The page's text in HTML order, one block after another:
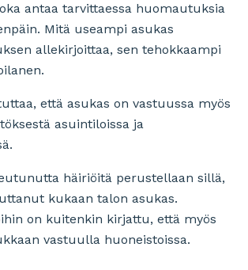
antaa tarvittaessa huomautuksia
Mitä useampi asukas
allekirjoittaa, sen tehokkaampi
että asukas on vastuussa myös
asuintiloissa ja
häiriöitä perustellaan sillä,
kukaan talon asukas.
on kuitenkin kirjattu, että myös
vastuulla huoneistoissa.